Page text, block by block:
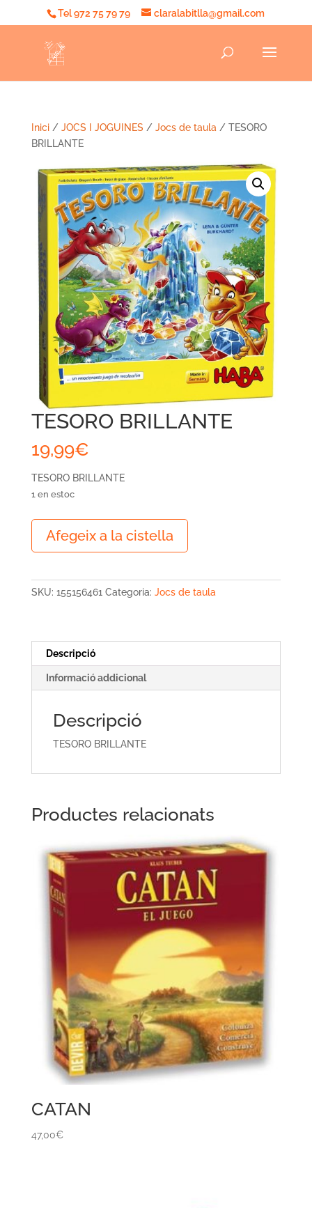
Tel 972 75 79 79 claralabitlla@gmail.com
Inici/ JOCS I JOGUINES / Jocs de taula / TESORO
BRILLANTE
TESORO BRILLANTE
19,99€
TESORO BRILLANTE
1 en estoc
Afegeix a la cistella
SKU: 155156461 Categoria: Jocs de taula
Descripció
Informació addicional
Descripció
TESORO BRILLANTE
Productes relacionats
CATAN
47,00€